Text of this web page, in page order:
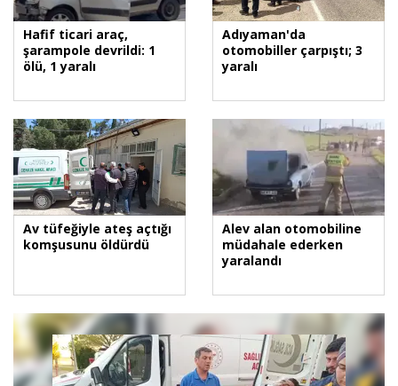
Hafif ticari araç,
şarampole devrildi: 1
ölü, 1 yaralı
Adıyaman'da
otomobiller çarpıştı; 3
yaralı
Av tüfeğiyle ateş açtığı
komşusunu öldürdü
Alev alan otomobiline
müdahale ederken
yaralandı